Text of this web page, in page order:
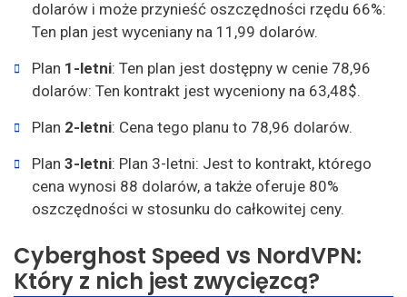
dolarów i może przynieść oszczędności rzędu 66%:
Ten plan jest wyceniany na 11,99 dolarów.
Plan 1-letni: Ten plan jest dostępny w cenie 78,96
dolarów: Ten kontrakt jest wyceniony na 63,48$.
Plan 2-letni: Cena tego planu to 78,96 dolarów.
Plan 3-letni: Plan 3-letni: Jest to kontrakt, którego
cena wynosi 88 dolarów, a także oferuje 80%
oszczędności w stosunku do całkowitej ceny.
Cyberghost Speed vs NordVPN:
Który z nich jest zwycięzcą?